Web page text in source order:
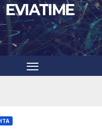
EVIATIME